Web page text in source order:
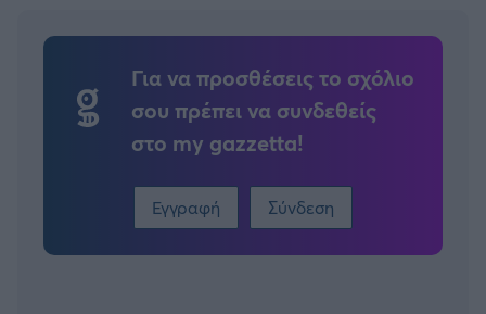
Για να προσθέσεις το σχόλιο
σου πρέπει να συνδεθείς
στο my gazzetta!
Εγγραφή Σύνδεση